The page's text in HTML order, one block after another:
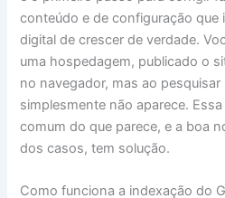
conteúdo e de configuração que
digital de crescer de verdade.
uma hospedagem, publicado o
no navegador, mas ao
simplesmente não aparece.
comum do que parece, e a boa
dos casos, tem solução.
Como funciona a indexação do